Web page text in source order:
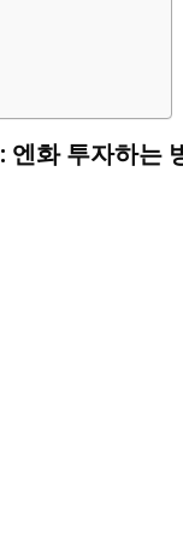
엔화 투자하는